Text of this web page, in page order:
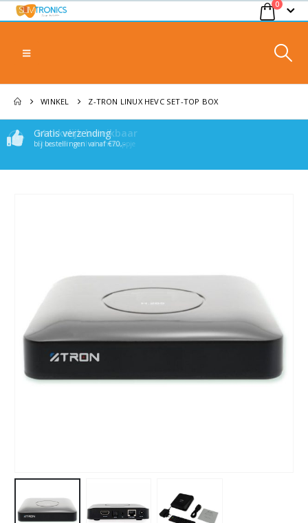
0
WINKEL Z-TRON LINUX HEVC SET-TOP BOX
Gratis verzending
bij bestellingen vanaf €70,-
Makkelijk bereikbaar
Stuur een mail of whatsappje